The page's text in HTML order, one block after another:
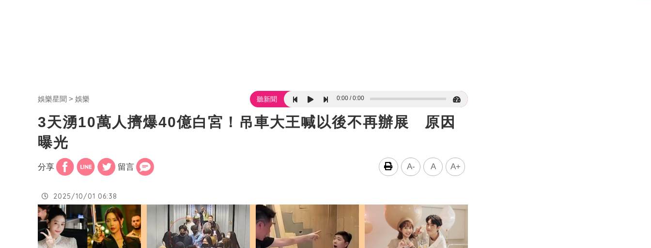
娛樂星聞 娛樂 聽新聞 0:00 0:00
3天湧10萬人擠爆40億白宮！吊車大王喊以後不再辦展 原因
曝光
分享 留言 A- A A+
2025/10/01 06:38